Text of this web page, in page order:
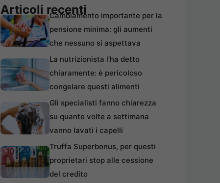
Articoli recentiCambiamento importante per la
pensione minima: gli aumenti
che nessuno si aspettava
La nutrizionista l’ha detto
chiaramente: è pericoloso
congelare questi alimenti
Gli specialisti fanno chiarezza
su quante volte a settimana
vanno lavati i capelli
Truffa Superbonus, per questi
proprietari stop alle cessione
del credito